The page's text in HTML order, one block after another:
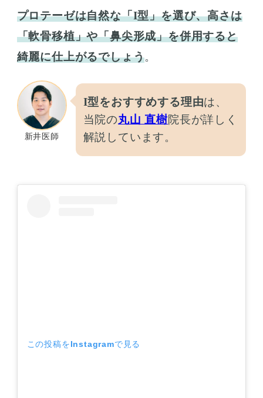
プロテーゼは自然な「I型」を選び、高さは
「軟骨移植」や「鼻尖形成」を併用すると
綺麗に仕上がるでしょう。
新井医師
I型をおすすめする理由は、
当院の丸山 直樹院長が詳しく
解説しています。
この投稿をInstagramで見る